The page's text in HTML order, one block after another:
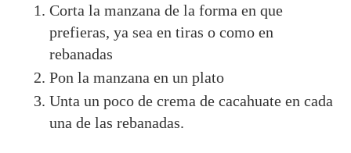
Corta la manzana de la forma en que
prefieras, ya sea en tiras o como en
rebanadas
Pon la manzana en un plato
Unta un poco de crema de cacahuate en cada
una de las rebanadas.